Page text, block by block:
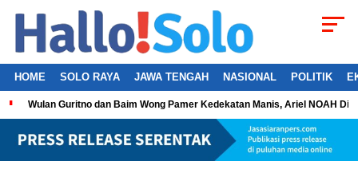
HOME SOLO RAYA JAWA TENGAH NASIONAL POLITIK
Wulan Guritno dan Baim Wong Pamer Kedekatan Manis, Ariel NOAH